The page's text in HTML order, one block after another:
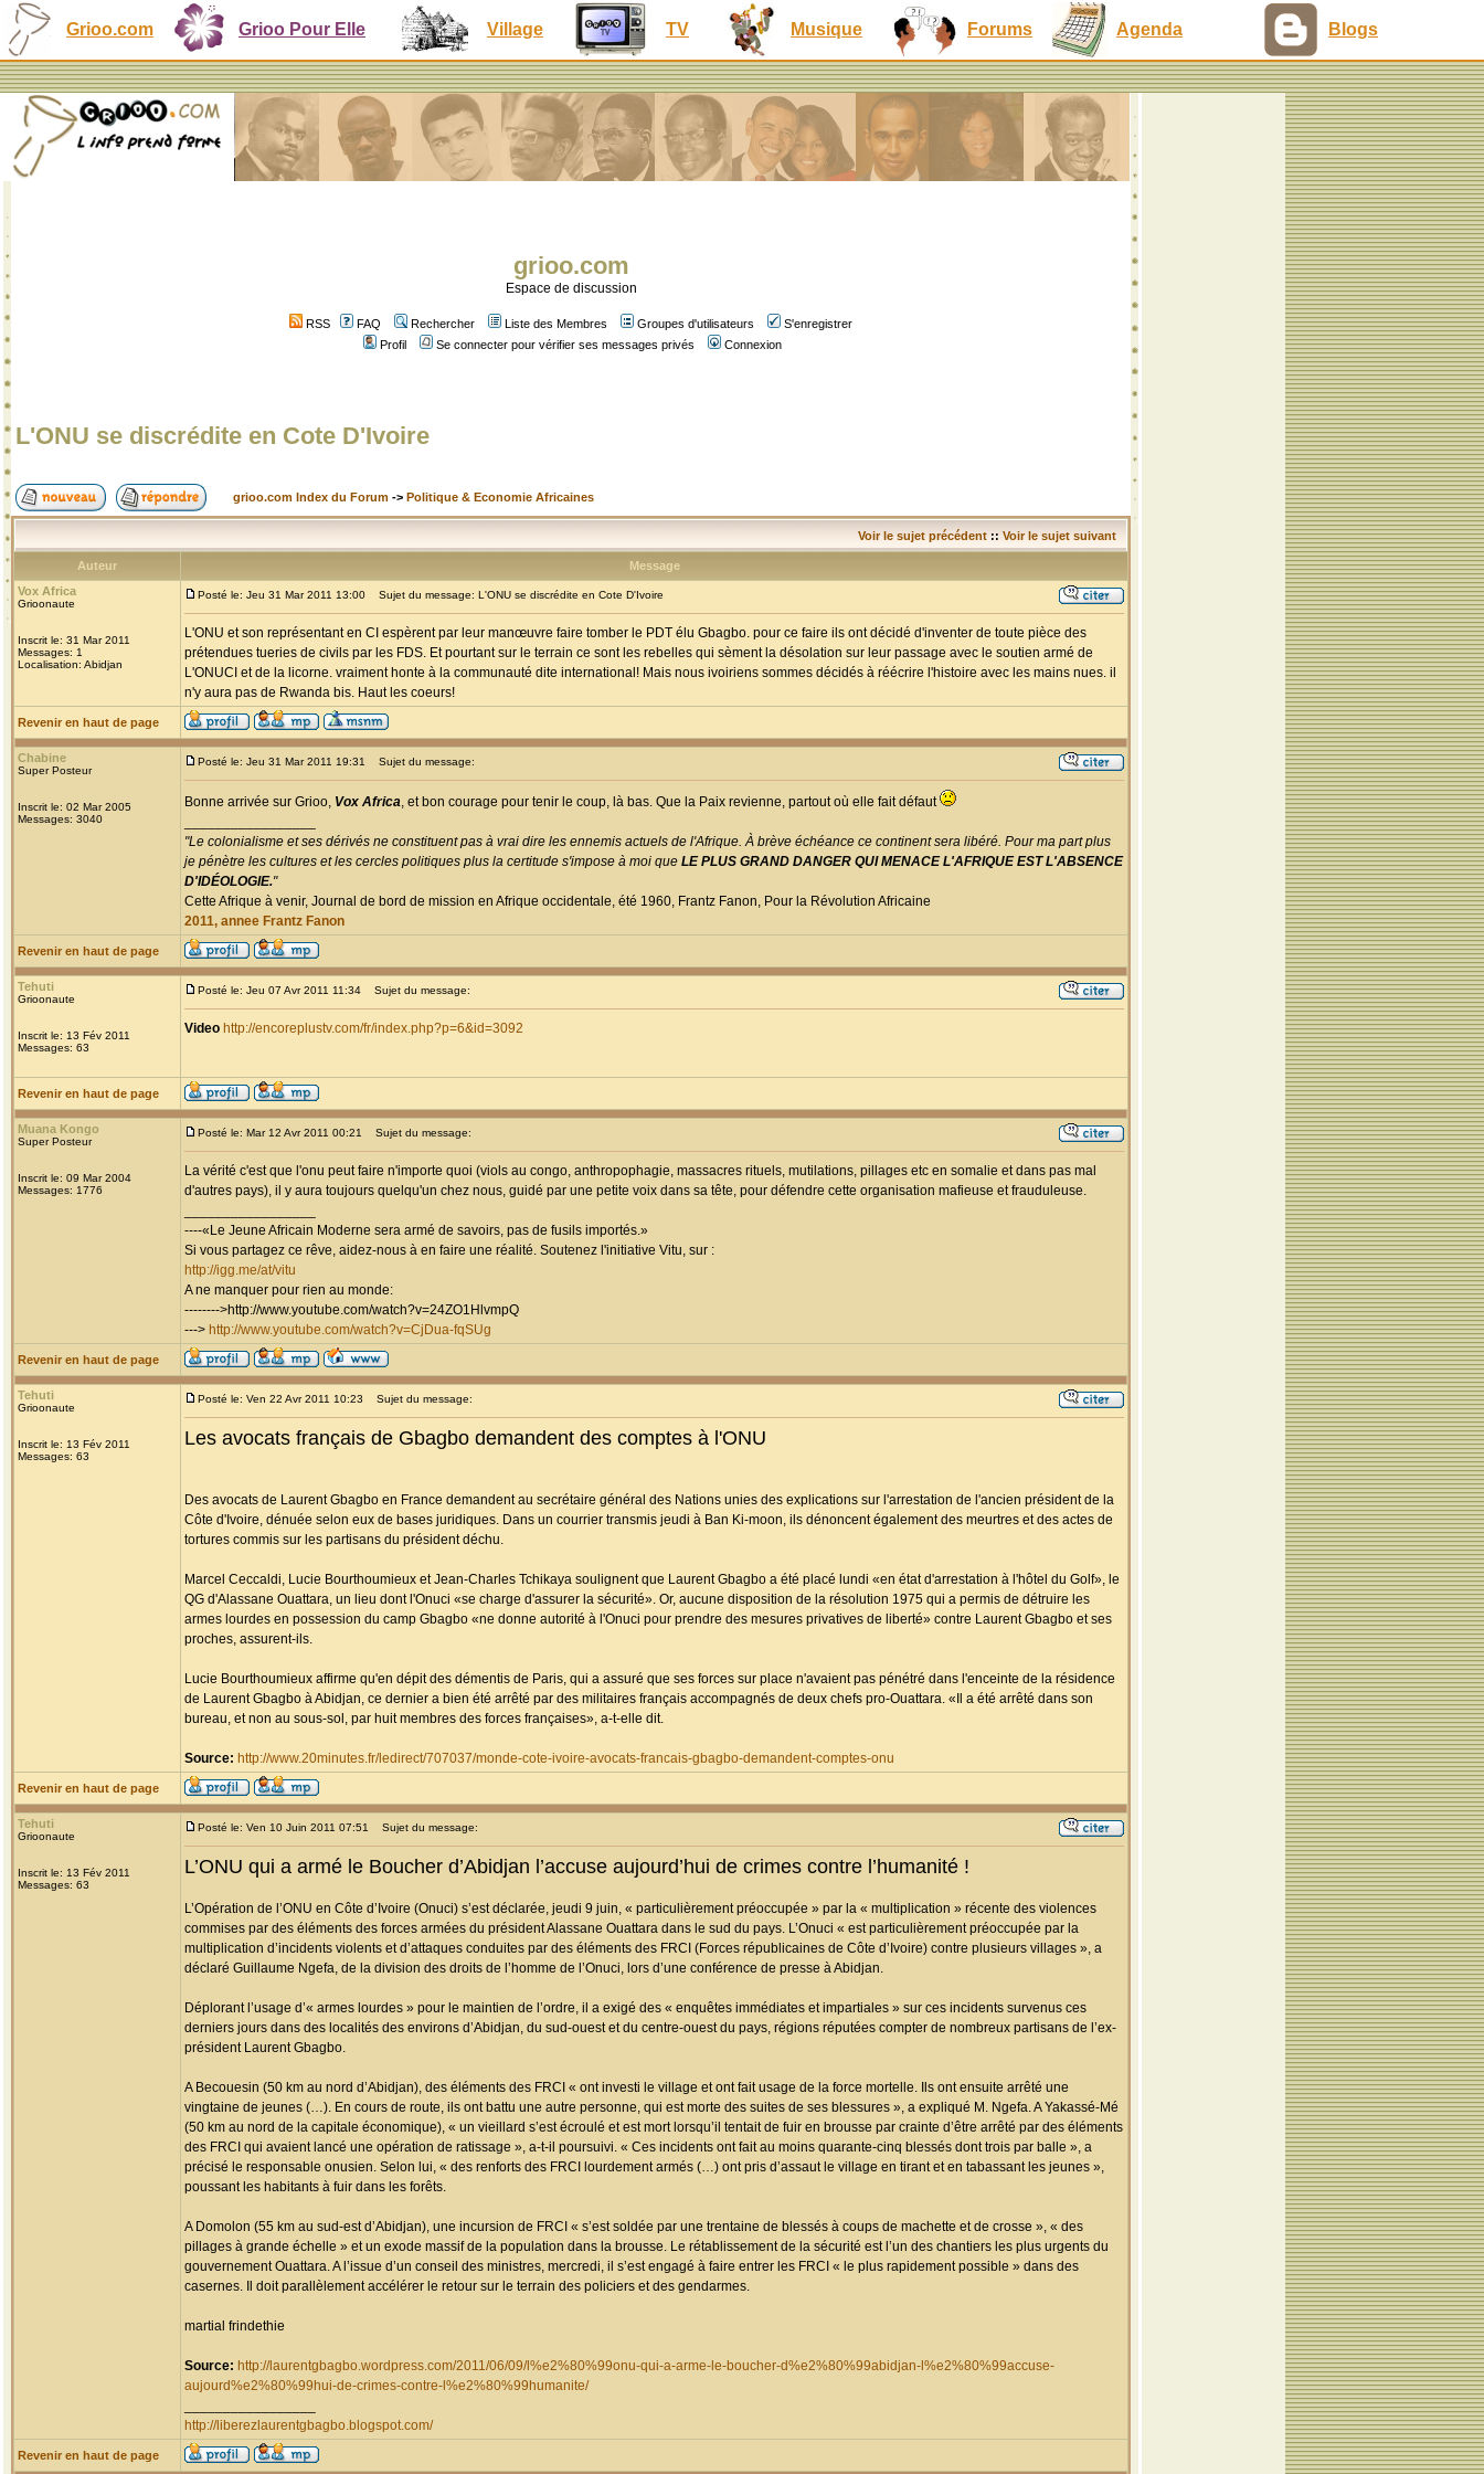
Grioo.com Grioo Pour Elle Village TV Musique Forums Agenda Blogs
grioo.com
Espace de discussion
RSS FAQ Rechercher Liste des Membres Groupes d'utilisateurs
S'enregistrer
Profil
Se connecter pour vérifier ses messages privés Connexion
L'ONU se discrédite en Cote D'Ivoire
grioo.com Index du Forum -> Politique & Economie Africaines
Voir le sujet précédent :: Voir le sujet suivant
Auteur
Message
Vox Africa
Grioonaute
Inscrit le: 31 Mar 2011
Messages: 1
Localisation: Abidjan
Posté le: Jeu 31 Mar 2011 13:00 Sujet du message: L'ONU se discrédite en Cote D'Ivoire
L'ONU et son représentant en CI espèrent par leur manœuvre faire tomber le PDT élu Gbagbo. pour ce faire ils ont décidé d'inventer de toute pièce des
prétendues tueries de civils par les FDS. Et pourtant sur le terrain ce sont les rebelles qui sèment la désolation sur leur passage avec le soutien armé de
L'ONUCI et de la licorne. vraiment honte à la communauté dite international! Mais nous ivoiriens sommes décidés à réécrire l'histoire avec les mains nues. il
n'y aura pas de Rwanda bis. Haut les coeurs!
Revenir en haut de page
Chabine
Super Posteur
Inscrit le: 02 Mar 2005
Messages: 3040
Posté le: Jeu 31 Mar 2011 19:31 Sujet du message:
Bonne arrivée sur Grioo, Vox Africa, et bon courage pour tenir le coup, là bas. Que la Paix revienne, partout où elle fait défaut
"Le colonialisme et ses dérivés ne constituent pas à vrai dire les ennemis actuels de l'Afrique. À brève échéance ce continent sera libéré. Pour ma part plus
je pénètre les cultures et les cercles politiques plus la certitude s'impose à moi que LE PLUS GRAND DANGER QUI MENACE L'AFRIQUE EST L'ABSENCE
D'IDÉOLOGIE."
Cette Afrique à venir, Journal de bord de mission en Afrique occidentale, été 1960, Frantz Fanon, Pour la Révolution Africaine
2011, annee Frantz Fanon
Revenir en haut de page
Tehuti
Grioonaute
Inscrit le: 13 Fév 2011
Messages: 63
Posté le: Jeu 07 Avr 2011 11:34 Sujet du message:
Video http://encoreplustv.com/fr/index.php?p=6&id=3092
Revenir en haut de page
Muana Kongo
Super Posteur
Inscrit le: 09 Mar 2004
Messages: 1776
Posté le: Mar 12 Avr 2011 00:21 Sujet du message:
La vérité c'est que l'onu peut faire n'importe quoi (viols au congo, anthropophagie, massacres rituels, mutilations, pillages etc en somalie et dans pas mal
d'autres pays), il y aura toujours quelqu'un chez nous, guidé par une petite voix dans sa tête, pour défendre cette organisation mafieuse et frauduleuse.
----«Le Jeune Africain Moderne sera armé de savoirs, pas de fusils importés.»
Si vous partagez ce rêve, aidez-nous à en faire une réalité. Soutenez l'initiative Vitu, sur :
http://igg.me/at/vitu
A ne manquer pour rien au monde:
-------->http://www.youtube.com/watch?v=24ZO1HlvmpQ
---> http://www.youtube.com/watch?v=CjDua-fqSUg
Revenir en haut de page
Tehuti
Grioonaute
Inscrit le: 13 Fév 2011
Messages: 63
Posté le: Ven 22 Avr 2011 10:23 Sujet du message:
Les avocats français de Gbagbo demandent des comptes à l'ONU
Des avocats de Laurent Gbagbo en France demandent au secrétaire général des Nations unies des explications sur l'arrestation de l'ancien président de la
Côte d'Ivoire, dénuée selon eux de bases juridiques. Dans un courrier transmis jeudi à Ban Ki-moon, ils dénoncent également des meurtres et des actes de
tortures commis sur les partisans du président déchu.
Marcel Ceccaldi, Lucie Bourthoumieux et Jean-Charles Tchikaya soulignent que Laurent Gbagbo a été placé lundi «en état d'arrestation à l'hôtel du Golf», le
QG d'Alassane Ouattara, un lieu dont l'Onuci «se charge d'assurer la sécurité». Or, aucune disposition de la résolution 1975 qui a permis de détruire les
armes lourdes en possession du camp Gbagbo «ne donne autorité à l'Onuci pour prendre des mesures privatives de liberté» contre Laurent Gbagbo et ses
proches, assurent-ils.
Lucie Bourthoumieux affirme qu'en dépit des démentis de Paris, qui a assuré que ses forces sur place n'avaient pas pénétré dans l'enceinte de la résidence
de Laurent Gbagbo à Abidjan, ce dernier a bien été arrêté par des militaires français accompagnés de deux chefs pro-Ouattara. «Il a été arrêté dans son
bureau, et non au sous-sol, par huit membres des forces françaises», a-t-elle dit.
Source: http://www.20minutes.fr/ledirect/707037/monde-cote-ivoire-avocats-francais-gbagbo-demandent-comptes-onu
Revenir en haut de page
Tehuti
Grioonaute
Inscrit le: 13 Fév 2011
Messages: 63
Posté le: Ven 10 Juin 2011 07:51 Sujet du message:
L’ONU qui a armé le Boucher d’Abidjan l’accuse aujourd’hui de crimes contre l’humanité !
L’Opération de l’ONU en Côte d’Ivoire (Onuci) s’est déclarée, jeudi 9 juin, « particulièrement préoccupée » par la « multiplication » récente des violences
commises par des éléments des forces armées du président Alassane Ouattara dans le sud du pays. L’Onuci « est particulièrement préoccupée par la
multiplication d’incidents violents et d’attaques conduites par des éléments des FRCI (Forces républicaines de Côte d’Ivoire) contre plusieurs villages », a
déclaré Guillaume Ngefa, de la division des droits de l’homme de l’Onuci, lors d’une conférence de presse à Abidjan.
Déplorant l’usage d’« armes lourdes » pour le maintien de l’ordre, il a exigé des « enquêtes immédiates et impartiales » sur ces incidents survenus ces
derniers jours dans des localités des environs d’Abidjan, du sud-ouest et du centre-ouest du pays, régions réputées compter de nombreux partisans de l’ex-
président Laurent Gbagbo.
A Becouesin (50 km au nord d’Abidjan), des éléments des FRCI « ont investi le village et ont fait usage de la force mortelle. Ils ont ensuite arrêté une
vingtaine de jeunes (…). En cours de route, ils ont battu une autre personne, qui est morte des suites de ses blessures », a expliqué M. Ngefa. A Yakassé-Mé
(50 km au nord de la capitale économique), « un vieillard s’est écroulé et est mort lorsqu’il tentait de fuir en brousse par crainte d’être arrêté par des éléments
des FRCI qui avaient lancé une opération de ratissage », a-t-il poursuivi. « Ces incidents ont fait au moins quarante-cinq blessés dont trois par balle », a
précisé le responsable onusien. Selon lui, « des renforts des FRCI lourdement armés (…) ont pris d’assaut le village en tirant et en tabassant les jeunes »,
poussant les habitants à fuir dans les forêts.
A Domolon (55 km au sud-est d’Abidjan), une incursion de FRCI « s’est soldée par une trentaine de blessés à coups de machette et de crosse », « des
pillages à grande échelle » et un exode massif de la population dans la brousse. Le rétablissement de la sécurité est l’un des chantiers les plus urgents du
gouvernement Ouattara. A l’issue d’un conseil des ministres, mercredi, il s’est engagé à faire entrer les FRCI « le plus rapidement possible » dans des
casernes. Il doit parallèlement accélérer le retour sur le terrain des policiers et des gendarmes.
martial frindethie
Source: http://laurentgbagbo.wordpress.com/2011/06/09/l%e2%80%99onu-qui-a-arme-le-boucher-d%e2%80%99abidjan-l%e2%80%99accuse-
aujourd%e2%80%99hui-de-crimes-contre-l%e2%80%99humanite/
http://liberezlaurentgbagbo.blogspot.com/
Revenir en haut de page